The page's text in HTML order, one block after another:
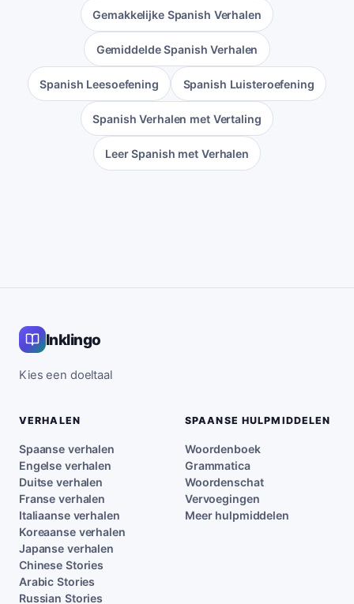
Gemakkelijke Spanish Verhalen
Gemiddelde Spanish Verhalen
Spanish Leesoefening Spanish Luisteroefening
Spanish Verhalen met Vertaling
Leer Spanish met Verhalen
Inklingo
Kies een doeltaal
VERHALEN
Spaanse verhalen
Engelse verhalen
Duitse verhalen
Franse verhalen
Italiaanse verhalen
Koreaanse verhalen
Japanse verhalen
Chinese Stories
Arabic Stories
Russian Stories
SPAANSE HULPMIDDELEN
Woordenboek
Grammatica
Woordenschat
Vervoegingen
Meer hulpmiddelen